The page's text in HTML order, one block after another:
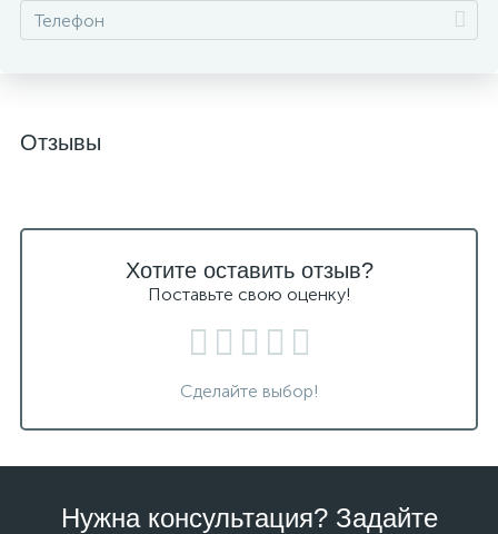
Отзывы
Хотите оставить отзыв?
Поставьте свою оценку!
Сделайте выбор!
Нужна консультация? Задайте